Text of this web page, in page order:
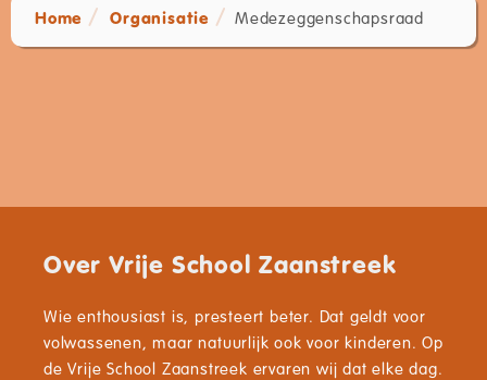
Home Organisatie Medezeggenschapsraad
Over Vrije School Zaanstreek
Wie enthousiast is, presteert beter. Dat geldt voor
volwassenen, maar natuurlijk ook voor kinderen. Op
de Vrije School Zaanstreek ervaren wij dat elke dag.